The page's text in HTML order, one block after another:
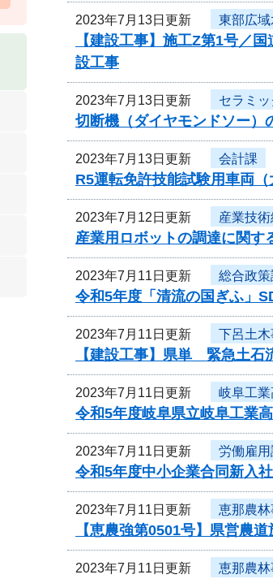
2023年7月13日更新 東部広
【建設工事】施工Z第1号／
設工事
2023年7月13日更新 セラミ
切断機（ダイヤモンドソー）
2023年7月13日更新 会計課
R5運転免許技能試験用車両
2023年7月12日更新 産業技
産業用ロボットの調達に関す
2023年7月11日更新 総合政策
令和5年度「清流の国ぎふ」
2023年7月11日更新 下呂土
【建設工事】県単 緊急土
2023年7月11日更新 岐阜工
令和5年度岐阜県立岐阜工業
2023年7月11日更新 労働雇用
令和5年度中小企業合同新入
2023年7月11日更新 恵那農
【恵農強第0501号】県営農
2023年7月11日更新 恵那農